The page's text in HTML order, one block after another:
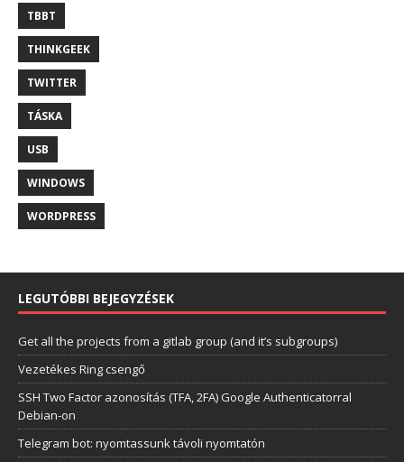
TBBT
THINKGEEK
TWITTER
TÁSKA
USB
WINDOWS
WORDPRESS
LEGUTÓBBI BEJEGYZÉSEK
Get all the projects from a gitlab group (and it’s subgroups)
Vezetékes Ring csengő
SSH Two Factor azonosítás (TFA, 2FA) Google Authenticatorral
Debian-on
Telegram bot: nyomtassunk távoli nyomtatón